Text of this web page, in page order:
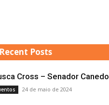
Recent Posts
Cross – Senador Canedo
24 de maio de 2024